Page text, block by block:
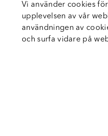
Vi använder cookies
upplevelsen av vår
användningen av
och surfa vidare på